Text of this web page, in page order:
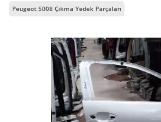
Peugeot 5008 Çıkma Yedek Parçaları